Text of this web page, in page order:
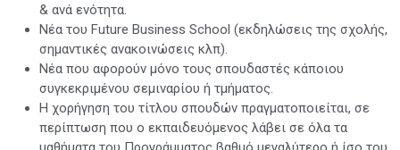
& ανά ενότητα.
Νέα του Future Business School (εκδηλώσεις της σχολής,
σημαντικές ανακοινώσεις κλπ).
Νέα που αφορούν μόνο τους σπουδαστές κάποιου
συγκεκριμένου σεμιναρίου ή τμήματος.
Η χορήγηση του τίτλου σπουδών πραγματοποιείται, σε
περίπτωση που ο εκπαιδευόμενος λάβει σε όλα τα